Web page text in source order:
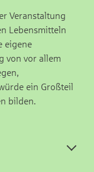
Veranstaltung
Lebensmitteln
eigene
von vor allem
ein Großteil
bilden.